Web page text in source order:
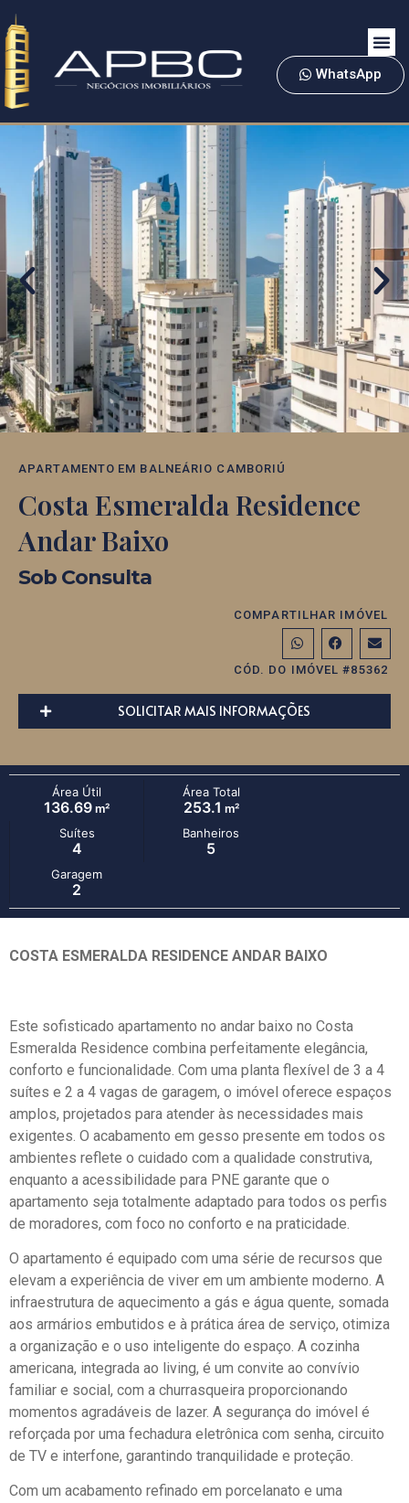
WhatsApp
APARTAMENTO EM BALNEÁRIO CAMBORIÚ
Costa Esmeralda Residence
Andar Baixo
Sob Consulta
COMPARTILHAR IMÓVEL
CÓD. DO IMÓVEL #85362
SOLICITAR MAIS INFORMAÇÕES
Área Útil
136.69m²
Área Total
253.1 m²
Suítes
4
Banheiros
5
Garagem
2
COSTA ESMERALDA RESIDENCE ANDAR BAIXO
Este sofisticado apartamento no andar baixo no Costa
Esmeralda Residence combina perfeitamente elegância,
conforto e funcionalidade. Com uma planta flexível de 3 a 4
suítes e 2 a 4 vagas de garagem, o imóvel oferece espaços
amplos, projetados para atender às necessidades mais
exigentes. O acabamento em gesso presente em todos os
ambientes reflete o cuidado com a qualidade construtiva,
enquanto a acessibilidade para PNE garante que o
apartamento seja totalmente adaptado para todos os perfis
de moradores, com foco no conforto e na praticidade.
O apartamento é equipado com uma série de recursos que
elevam a experiência de viver em um ambiente moderno. A
infraestrutura de aquecimento a gás e água quente, somada
aos armários embutidos e à prática área de serviço, otimiza
a organização e o uso inteligente do espaço. A cozinha
americana, integrada ao living, é um convite ao convívio
familiar e social, com a churrasqueira proporcionando
momentos agradáveis de lazer. A segurança do imóvel é
reforçada por uma fechadura eletrônica com senha, circuito
de TV e interfone, garantindo tranquilidade e proteção.
Com um acabamento refinado em porcelanato e uma